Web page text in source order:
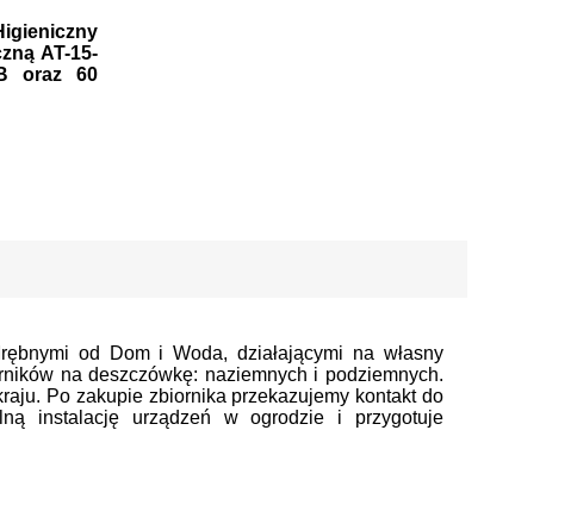
AT-15-
oraz 60
od Dom i Woda, działającymi na własny
na deszczówkę: naziemnych i podziemnych.
Po zakupie zbiornika przekazujemy kontakt do
instalację urządzeń w ogrodzie i przygotuje